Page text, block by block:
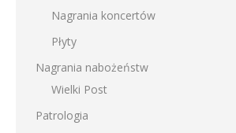
Nagrania koncertów
Płyty
Nagrania nabożeństw
Wielki Post
Patrologia